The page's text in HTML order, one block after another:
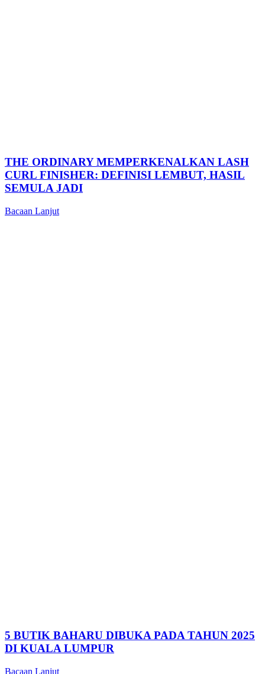
THE ORDINARY MEMPERKENALKAN LASH
CURL FINISHER: DEFINISI LEMBUT, HASIL
SEMULA JADI
Bacaan Lanjut
5 BUTIK BAHARU DIBUKA PADA TAHUN 2025
DI KUALA LUMPUR
Bacaan Lanjut